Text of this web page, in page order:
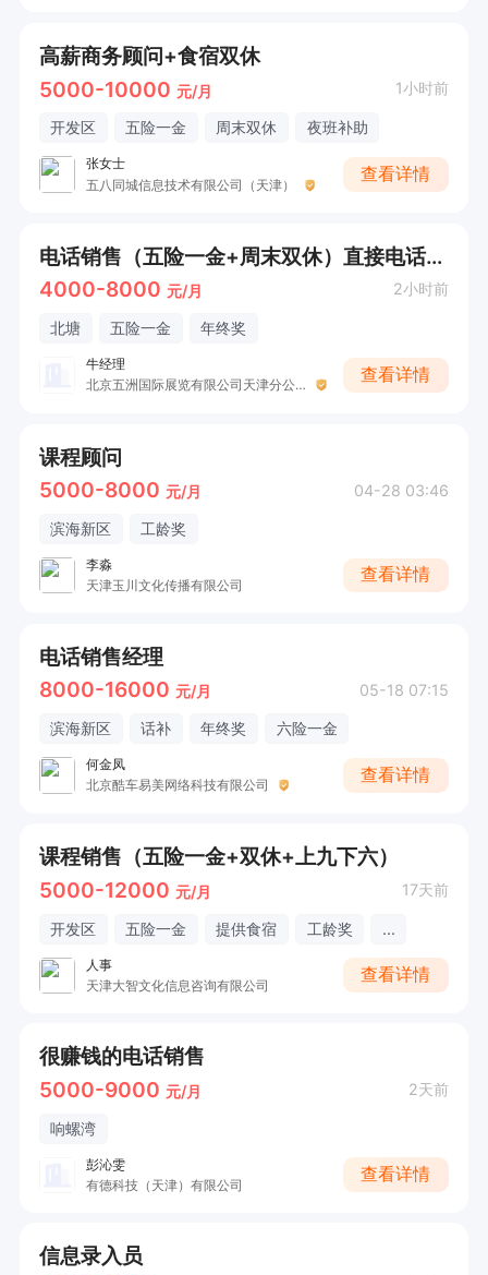
高薪商务顾问+食宿双休
5000-10000 元/月 1小时前
开发区 五险一金 周末双休 夜班补助
张女士
五八同城信息技术有限公司（天津）
查看详情
电话销售（五险一金+周末双休）直接电话联系
4000-8000 元/月 2小时前
北塘 五险一金 年终奖
牛经理
北京五洲国际展览有限公司天津分公司
查看详情
课程顾问
5000-8000 元/月 04-28 03:46
滨海新区 工龄奖
李淼
天津玉川文化传播有限公司
查看详情
电话销售经理
8000-16000 元/月 05-18 07:15
滨海新区 话补 年终奖 六险一金
何金凤
北京酷车易美网络科技有限公司
查看详情
课程销售（五险一金+双休+上九下六）
5000-12000 元/月 17天前
开发区 五险一金 提供食宿 工龄奖 ...
人事
天津大智文化信息咨询有限公司
查看详情
很赚钱的电话销售
5000-9000 元/月 2天前
响螺湾
彭沁雯
有德科技（天津）有限公司
查看详情
信息录入员